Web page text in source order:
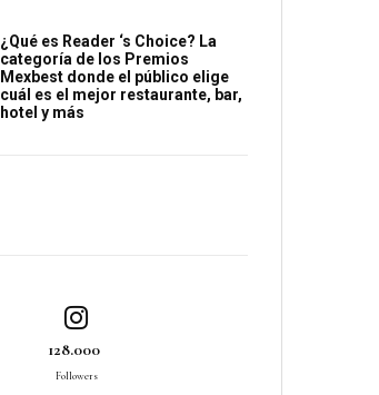
¿Qué es Reader ‘s Choice? La
categoría de los Premios
Mexbest donde el público elige
cuál es el mejor restaurante, bar,
hotel y más
128.000
Followers